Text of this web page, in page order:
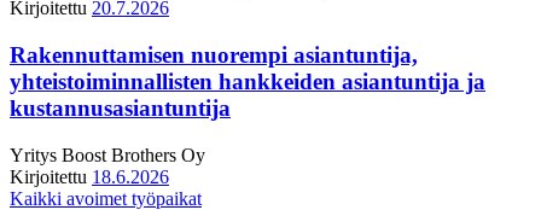
Kirjoitettu 20.7.2026
Rakennuttamisen nuorempi asiantuntija,
yhteistoiminnallisten hankkeiden asiantuntija ja
kustannusasiantuntija
Yritys Boost Brothers Oy
Kirjoitettu 18.6.2026
Kaikki avoimet työpaikat